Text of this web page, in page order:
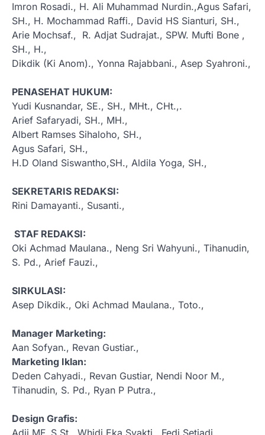
Imron Rosadi., H. Ali Muhammad Nurdin.,Agus Safari,
SH., H. Mochammad Raffi., David HS Sianturi, SH.,
Arie Mochsaf., R. Adjat Sudrajat., SPW. Mufti Bone ,
SH., H.,
Dikdik (Ki Anom)., Yonna Rajabbani., Asep Syahroni.,
PENASEHAT HUKUM:
Yudi Kusnandar, SE., SH., MHt., CHt.,.
Arief Safaryadi, SH., MH.,
Albert Ramses Sihaloho, SH.,
Agus Safari, SH.,
H.D Oland Siswantho,SH., Aldila Yoga, SH.,
SEKRETARIS REDAKSI:
Rini Damayanti., Susanti.,
STAF REDAKSI:
Oki Achmad Maulana., Neng Sri Wahyuni., Tihanudin,
S. Pd., Arief Fauzi.,
SIRKULASI:
Asep Dikdik., Oki Achmad Maulana., Toto.,
Manager Marketing:
Aan Sofyan., Revan Gustiar.,
Marketing Iklan:
Deden Cahyadi., Revan Gustiar, Nendi Noor M.,
Tihanudin, S. Pd., Ryan P Putra.,
Design Grafis: